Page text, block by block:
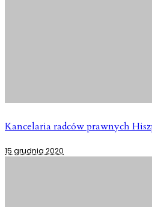
Kancelaria radców prawnych
15 grudnia 2020